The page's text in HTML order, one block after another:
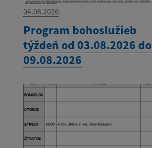
04.08.2026
Program bohoslužieb
týždeň od 03.08.2026 do
09.08.2026